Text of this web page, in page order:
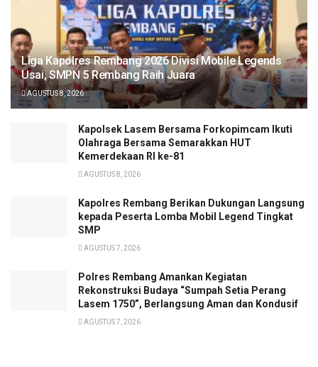
Liga Kapolres Rembang 2026 Divisi Mobile Legends
Usai, SMPN 5 Rembang Raih Juara
AGUSTUS 8, 2026
Kapolsek Lasem Bersama Forkopimcam Ikuti
Olahraga Bersama Semarakkan HUT
Kemerdekaan RI ke-81
AGUSTUS 8, 2026
Kapolres Rembang Berikan Dukungan Langsung
kepada Peserta Lomba Mobil Legend Tingkat
SMP
AGUSTUS 7, 2026
Polres Rembang Amankan Kegiatan
Rekonstruksi Budaya “Sumpah Setia Perang
Lasem 1750”, Berlangsung Aman dan Kondusif
AGUSTUS 7, 2026